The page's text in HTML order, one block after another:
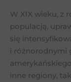
W XIX wieku, z
populacją,
się
i różnorodnymi
inne regiony,